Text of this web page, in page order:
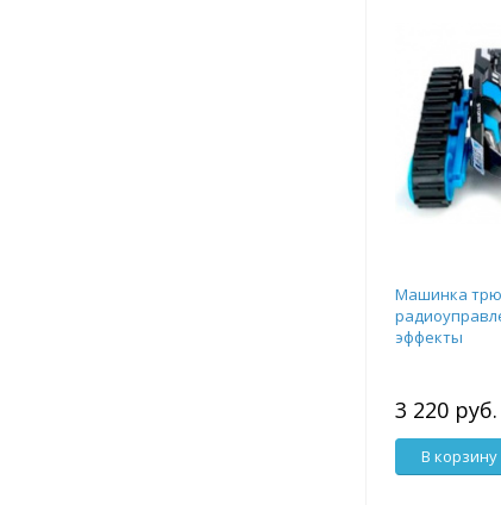
Машинка
эффекты
3 220 руб.
В корзину